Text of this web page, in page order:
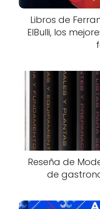
Libros de
ElBulli, los
Reseña de
de